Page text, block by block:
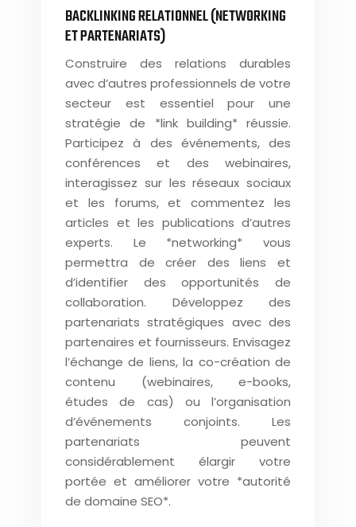
BACKLINKING RELATIONNEL (NETWORKING
ET PARTENARIATS)
Construire des relations durables
avec d’autres professionnels de votre
secteur est essentiel pour une
stratégie de *link building* réussie.
Participez à des événements, des
conférences et des webinaires,
interagissez sur les réseaux sociaux
et les forums, et commentez les
articles et les publications d’autres
experts. Le *networking* vous
permettra de créer des liens et
d’identifier des opportunités de
collaboration. Développez des
partenariats stratégiques avec des
partenaires et fournisseurs. Envisagez
l’échange de liens, la co-création de
contenu (webinaires, e-books,
études de cas) ou l’organisation
d’événements conjoints. Les
partenariats peuvent
considérablement élargir votre
portée et améliorer votre *autorité
de domaine SEO*.